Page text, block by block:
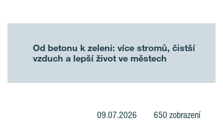
Od betonu k zeleni: více stromů, čistší
vzduch a lepší život ve městech
09.07.2026 650 zobrazení